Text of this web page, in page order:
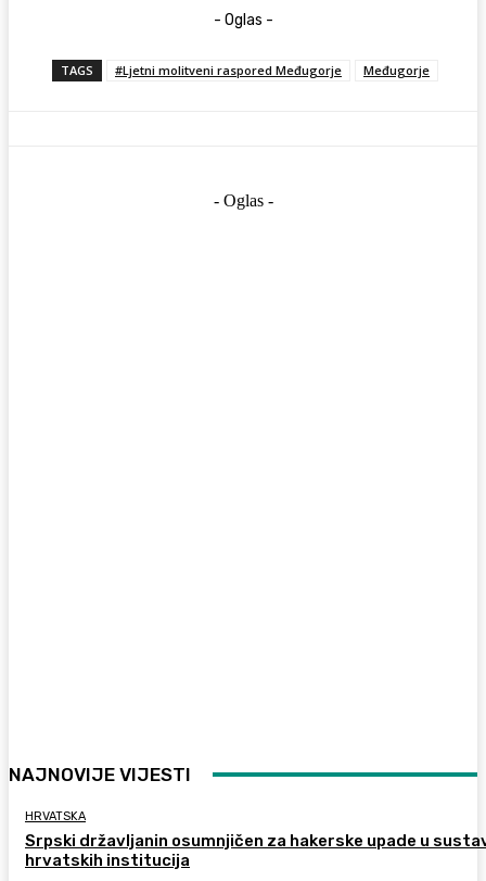
- Oglas -
TAGS #Ljetni molitveni raspored Međugorje Međugorje
- Oglas -
NAJNOVIJE VIJESTI
HRVATSKA
Srpski državljanin osumnjičen za hakerske upade u
hrvatskih institucija